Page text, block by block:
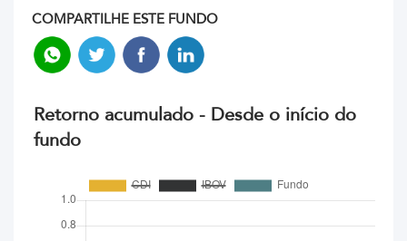
COMPARTILHE ESTE FUNDO
Retorno acumulado - Desde o início do
fundo